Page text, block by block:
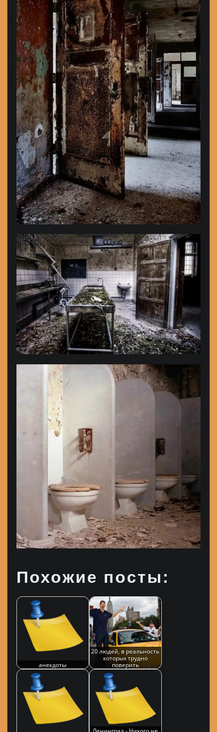
Похожие посты:
анекдоты
20 людей, в реальность
которых трудно
поверить
Ленинград - Никого не